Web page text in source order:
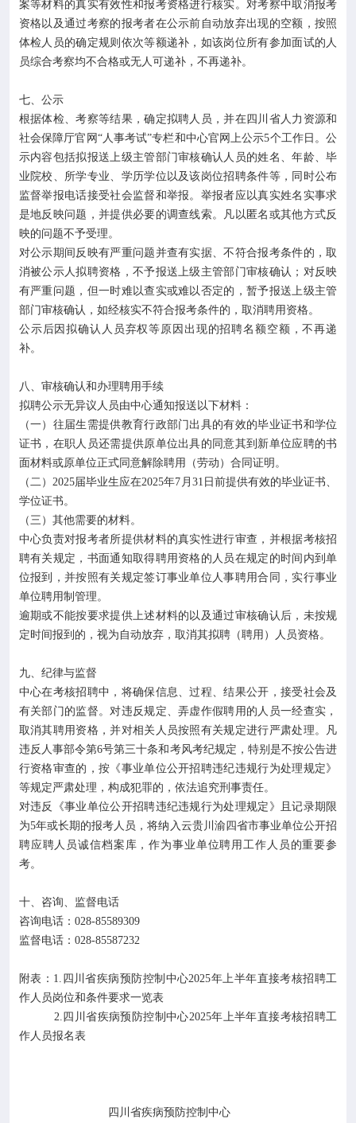
案等材料的真实有效性和报考资格进行核实。对考察中取消报考
资格以及通过考察的报考者在公示前自动放弃出现的空额，按照
体检人员的确定规则依次等额递补，如该岗位所有参加面试的人
员综合考察均不合格或无人可递补，不再递补。
七、公示
根据体检、考察等结果，确定拟聘人员，并在四川省人力资源和
社会保障厅官网“人事考试”专栏和中心官网上公示5个工作日。公
示内容包括拟报送上级主管部门审核确认人员的姓名、年龄、毕
业院校、所学专业、学历学位以及该岗位招聘条件等，同时公布
监督举报电话接受社会监督和举报。举报者应以真实姓名实事求
是地反映问题，并提供必要的调查线索。凡以匿名或其他方式反
映的问题不予受理。
对公示期间反映有严重问题并查有实据、不符合报考条件的，取
消被公示人拟聘资格，不予报送上级主管部门审核确认；对反映
有严重问题，但一时难以查实或难以否定的，暂予报送上级主管
部门审核确认，如经核实不符合报考条件的，取消聘用资格。
公示后因拟确认人员弃权等原因出现的招聘名额空额，不再递
补。
八、审核确认和办理聘用手续
拟聘公示无异议人员由中心通知报送以下材料：
（一）往届生需提供教育行政部门出具的有效的毕业证书和学位
证书，在职人员还需提供原单位出具的同意其到新单位应聘的书
面材料或原单位正式同意解除聘用（劳动）合同证明。
（二）2025届毕业生应在2025年7月31日前提供有效的毕业证书、
学位证书。
（三）其他需要的材料。
中心负责对报考者所提供材料的真实性进行审查，并根据考核招
聘有关规定，书面通知取得聘用资格的人员在规定的时间内到单
位报到，并按照有关规定签订事业单位人事聘用合同，实行事业
单位聘用制管理。
逾期或不能按要求提供上述材料的以及通过审核确认后，未按规
定时间报到的，视为自动放弃，取消其拟聘（聘用）人员资格。
九、纪律与监督
中心在考核招聘中，将确保信息、过程、结果公开，接受社会及
有关部门的监督。对违反规定、弄虚作假聘用的人员一经查实，
取消其聘用资格，并对相关人员按照有关规定进行严肃处理。凡
违反人事部令第6号第三十条和考风考纪规定，特别是不按公告进
行资格审查的，按《事业单位公开招聘违纪违规行为处理规定》
等规定严肃处理，构成犯罪的，依法追究刑事责任。
对违反《事业单位公开招聘违纪违规行为处理规定》且记录期限
为5年或长期的报考人员，将纳入云贵川渝四省市事业单位公开招
聘应聘人员诚信档案库，作为事业单位聘用工作人员的重要参
考。
十、咨询、监督电话
咨询电话：028-85589309
监督电话：028-85587232
附表： 1.四川省疾病预防控制中心2025年上半年直接考核招聘工
作人员岗位和条件要求一览表
2.四川省疾病预防控制中心2025年上半年直接考核招聘工
作人员报名表
四川省疾病预防控制中心